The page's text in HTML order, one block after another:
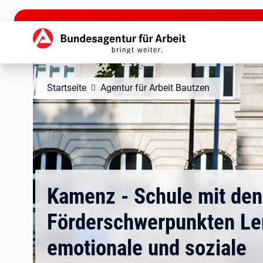
zu den Hauptinhalten springen
Hauptnavigation
Startseite Agentur für Arbeit Bautzen
Kamenz - Schule mit den
Förderschwerpunkten
emotionale und soziale